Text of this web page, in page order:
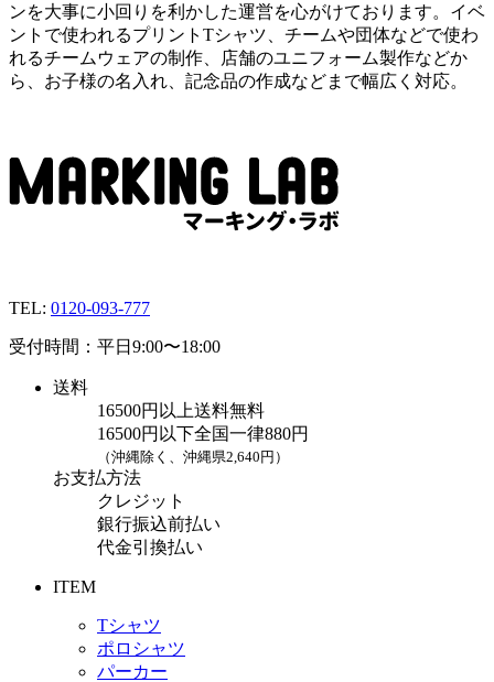
ンを大事に小回りを利かした運営を心がけております。イベ
ントで使われるプリントTシャツ、チームや団体などで使わ
れるチームウェアの制作、店舗のユニフォーム製作などか
ら、お子様の名入れ、記念品の作成などまで幅広く対応。
TEL: 0120-093-777
受付時間：平日9:00〜18:00
送料
16500円以上送料無料
16500円以下全国一律880円
（沖縄除く、沖縄県2,640円）
お支払方法
クレジット
銀行振込前払い
代金引換払い
ITEM
Tシャツ
ポロシャツ
パーカー